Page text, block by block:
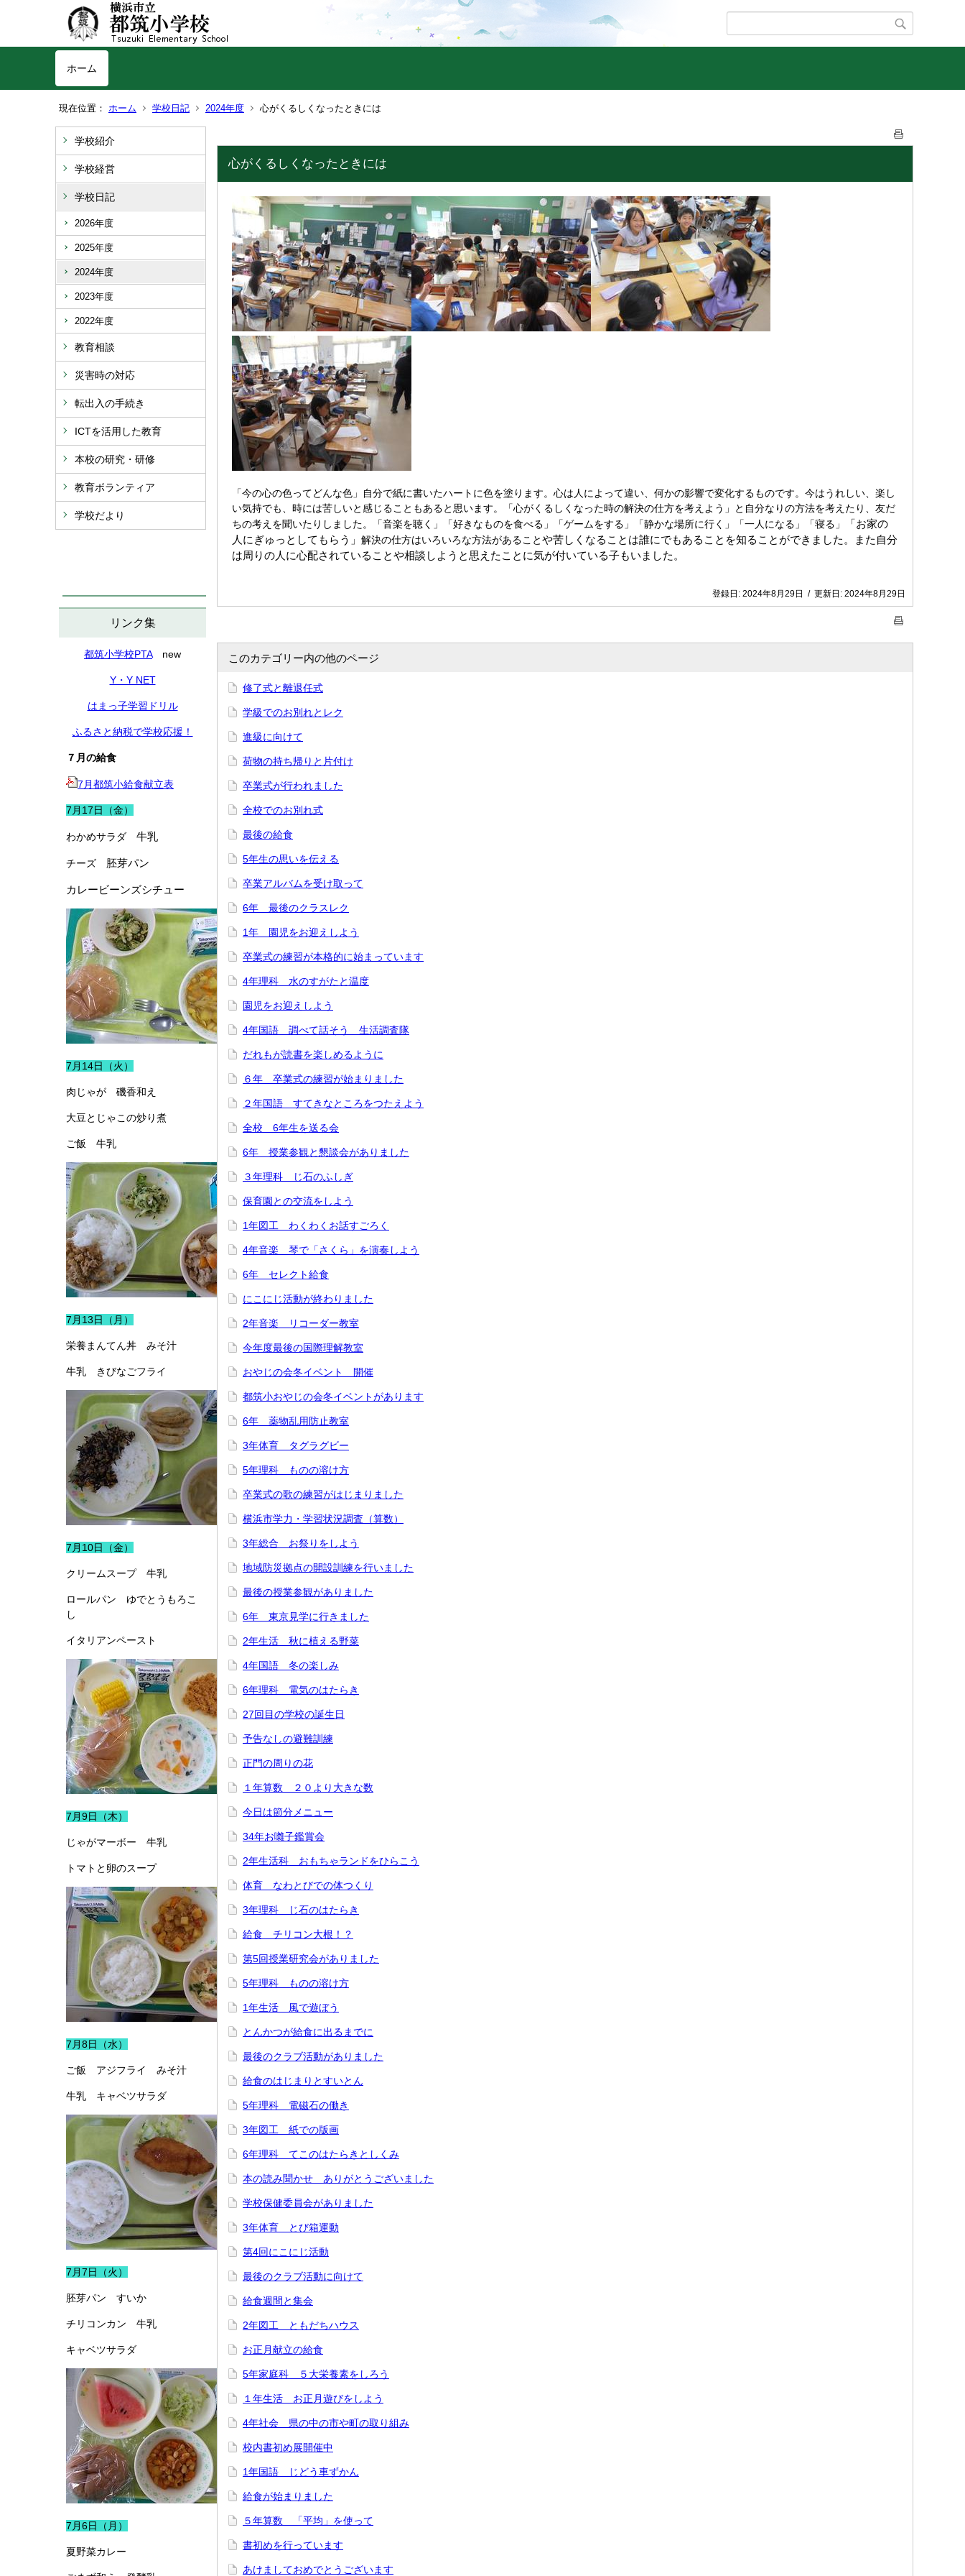
ホーム
現在位置： ホーム 学校日記 2024年度 心がくるしくなったときには
学校紹介
学校経営
学校日記
2026年度
2025年度
2024年度
2023年度
2022年度
教育相談
災害時の対応
転出入の手続き
ICTを活用した教育
本校の研究・研修
教育ボランティア
学校だより
リンク集
都筑小学校PTAnew
Y・Y NET
はまっ子学習ドリル
ふるさと納税で学校応援！
７月の給食
7月都筑小給食献立表
7月17日（金）
わかめサラダ 牛乳
チーズ 胚芽パン
カレービーンズシチュー
7月14日（火）
肉じゃが 磯香和え
大豆とじゃこの炒り煮
ご飯 牛乳
7月13日（月）
栄養まんてん丼 みそ汁
牛乳 きびなごフライ
7月10日（金）
クリームスープ 牛乳
ロールパン ゆでとうもろこ
し
イタリアンペースト
7月9日（木）
じゃがマーボー 牛乳
トマトと卵のスープ
7月8日（水）
ご飯 アジフライ みそ汁
牛乳 キャベツサラダ
7月7日（火）
胚芽パン すいか
チリコンカン 牛乳
キャベツサラダ
7月6日（月）
夏野菜カレー
心がくるしくなったときには
「今の心の色ってどんな色」自分で紙に書いたハートに色を塗ります。心は人によって違い、何かの影響で変化するものです。今はうれしい、楽し
い気持でも、時には苦しいと感じることもあると思います。「心がくるしくなった時の解決の仕方を考えよう」と自分なりの方法を考えたり、友だ
ちの考えを聞いたりしました。「音楽を聴く」「好きなものを食べる」「ゲームをする」「静かな場所に行く」「一人になる」「寝る」
「お家の
人にぎゅっとしてもらう」 解決の仕方はいろいろな方法があることや苦しくなることは誰にでもあることを知ることができました。また自分
は周りの人に心配されていることや相談しようと思えたことに気が付いている子もいました。
登録日: 2024年8月29日 / 更新日: 2024年8月29日
このカテゴリー内の他のページ
修了式と離退任式
学級でのお別れとレク
進級に向けて
荷物の持ち帰りと片付け
卒業式が行われました
全校でのお別れ式
最後の給食
5年生の思いを伝える
卒業アルバムを受け取って
6年 最後のクラスレク
1年 園児をお迎えしよう
卒業式の練習が本格的に始まっています
4年理科 水のすがたと温度
園児をお迎えしよう
4年国語 調べて話そう 生活調査隊
だれもが読書を楽しめるように
６年 卒業式の練習が始まりました
２年国語 すてきなところをつたえよう
全校 6年生を送る会
6年 授業参観と懇談会がありました
３年理科 じ石のふしぎ
保育園との交流をしよう
1年図工 わくわくお話すごろく
4年音楽 琴で「さくら」を演奏しよう
6年 セレクト給食
にこにじ活動が終わりました
2年音楽 リコーダー教室
今年度最後の国際理解教室
おやじの会冬イベント 開催
都筑小おやじの会冬イベントがあります
6年 薬物乱用防止教室
3年体育 タグラグビー
5年理科 ものの溶け方
卒業式の歌の練習がはじまりました
横浜市学力・学習状況調査（算数）
3年総合 お祭りをしよう
地域防災拠点の開設訓練を行いました
最後の授業参観がありました
6年 東京見学に行きました
2年生活 秋に植える野菜
4年国語 冬の楽しみ
6年理科 電気のはたらき
27回目の学校の誕生日
予告なしの避難訓練
正門の周りの花
１年算数 ２０より大きな数
今日は節分メニュー
34年お囃子鑑賞会
2年生活科 おもちゃランドをひらこう
体育 なわとびでの体つくり
3年理科 じ石のはたらき
給食 チリコン大根！？
第5回授業研究会がありました
5年理科 ものの溶け方
1年生活 風で遊ぼう
とんかつが給食に出るまでに
最後のクラブ活動がありました
給食のはじまりとすいとん
5年理科 電磁石の働き
3年図工 紙での版画
6年理科 てこのはたらきとしくみ
本の読み聞かせ ありがとうございました
学校保健委員会がありました
3年体育 とび箱運動
第4回にこにじ活動
最後のクラブ活動に向けて
給食週間と集会
2年図工 ともだちハウス
お正月献立の給食
5年家庭科 ５大栄養素をしろう
１年生活 お正月遊びをしよう
4年社会 県の中の市や町の取り組み
校内書初め展開催中
1年国語 じどう車ずかん
給食が始まりました
５年算数 「平均」を使って
書初めを行っています
あけましておめでとうございます